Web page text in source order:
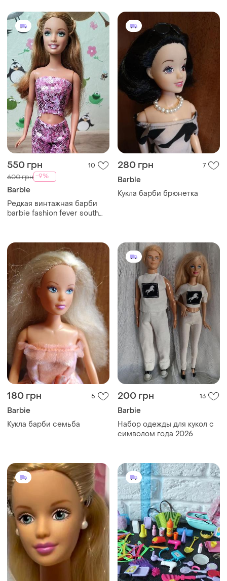
550 грн 10
600 грн -9%
Barbie
Редкая винтажная барби
barbie fashion fever south
280 грн 7
Barbie
Кукла барби брюнетка
180 грн 5
Barbie
Кукла барби семьба
200 грн 13
Barbie
Набор одежды для кукол с
символом года 2026